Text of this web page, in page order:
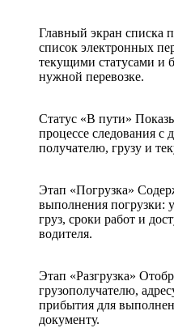
Главный экран списка
список электронных
текущими статусами и
нужной перевозке.
Статус «В пути»
процессе следования
получателю, грузу и
Этап «Погрузка»
выполнения погрузки:
груз, сроки работ и
водителя.
Этап «Разгрузка»
грузополучателю,
прибытия для
документу.